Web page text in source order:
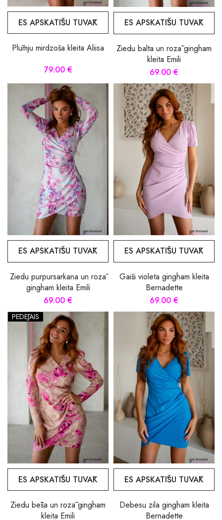
ES APSKATĪŠU TUVĀK
Plūmju mirdzoša kleita Aliisa
79.00 €
ES APSKATĪŠU TUVĀK
Ziedu balta un rozā gingham
kleita Emili
69.00 €
ES APSKATĪŠU TUVĀK
Ziedu purpursarkana un rozā
gingham kleita Emili
69.00 €
ES APSKATĪŠU TUVĀK
Gaiši violeta gingham kleita
Bernadette
69.00 €
PĒDĒJAIS
ES APSKATĪŠU TUVĀK
Ziedu bēša un rozā gingham
kleita Emili
ES APSKATĪŠU TUVĀK
Debesu zila gingham kleita
Bernadette